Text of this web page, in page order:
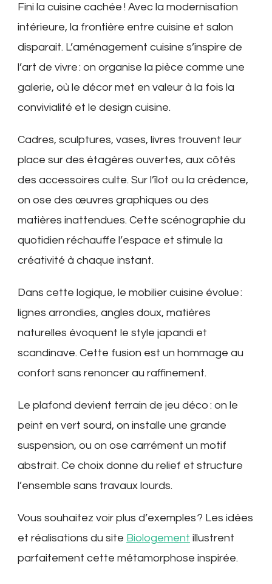
Fini la cuisine cachée ! Avec la modernisation
intérieure, la frontière entre cuisine et salon
disparait. L’aménagement cuisine s’inspire de
l’art de vivre : on organise la pièce comme une
galerie, où le décor met en valeur à la fois la
convivialité et le design cuisine.
Cadres, sculptures, vases, livres trouvent leur
place sur des étagères ouvertes, aux côtés
des accessoires culte. Sur l’îlot ou la crédence,
on ose des œuvres graphiques ou des
matières inattendues. Cette scénographie du
quotidien réchauffe l’espace et stimule la
créativité à chaque instant.
Dans cette logique, le mobilier cuisine évolue :
lignes arrondies, angles doux, matières
naturelles évoquent le style japandi et
scandinave. Cette fusion est un hommage au
confort sans renoncer au raffinement.
Le plafond devient terrain de jeu déco : on le
peint en vert sourd, on installe une grande
suspension, ou on ose carrément un motif
abstrait. Ce choix donne du relief et structure
l’ensemble sans travaux lourds.
Vous souhaitez voir plus d’exemples ? Les idées
et réalisations du site Biologement illustrent
parfaitement cette métamorphose inspirée.